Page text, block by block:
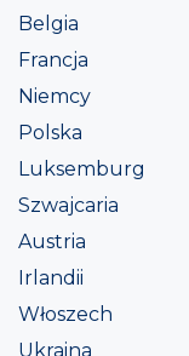
Belgia
Francja
Niemcy
Polska
Luksemburg
Szwajcaria
Austria
Irlandii
Włoszech
Ukraina